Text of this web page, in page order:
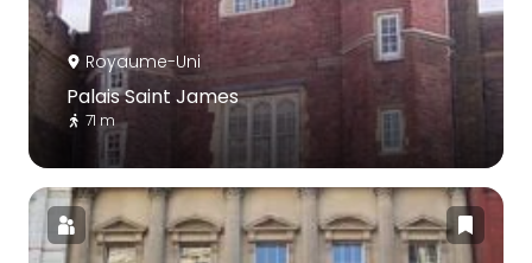
Royaume-Uni
Palais Saint James
71 m